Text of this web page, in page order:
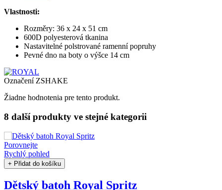
Vlastnosti:
Rozměry: 36 x 24 x 51 cm
600D polyesterová tkanina
Nastavitelné polstrované ramenní popruhy
Pevné dno na boty o výšce 14 cm
OznačeníZSHAKE
Žiadne hodnotenia pre tento produkt.
8 další produkty ve stejné kategorii
Porovnejte
Rychlý pohled
+ Přidat do košíku
Dětský batoh Royal Spritz